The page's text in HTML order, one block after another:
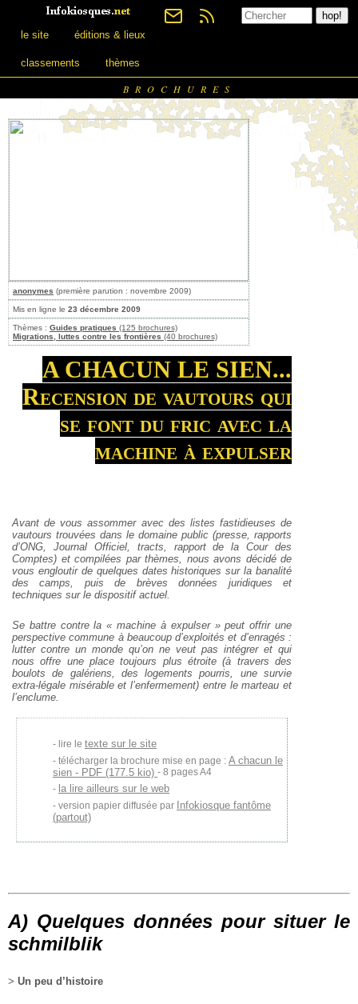
le site éditions & lieux
classements thèmes
BROCHURES
anonymes (première parution : novembre 2009)
Mis en ligne le 23 décembre 2009
Thèmes : Guides pratiques (125 brochures)
Migrations, luttes contre les frontières (40 brochures)
A CHACUN LE SIEN...
Recension de vautours qui
se font du fric avec la
machine à expulser
Avant de vous assommer avec des listes fastidieuses de
vautours trouvées dans le domaine public (presse, rapports
d’ONG, Journal Officiel, tracts, rapport de la Cour des
Comptes) et compilées par thèmes, nous avons décidé de
vous engloutir de quelques dates historiques sur la banalité
des camps, puis de brèves données juridiques et
techniques sur le dispositif actuel.
Se battre contre la « machine à expulser » peut offrir une
perspective commune à beaucoup d’exploités et d’enragés :
lutter contre un monde qu’on ne veut pas intégrer et qui
nous offre une place toujours plus étroite (à travers des
boulots de galériens, des logements pourris, une survie
extra-légale misérable et l’enfermement) entre le marteau et
l’enclume.
lire le texte sur le site
télécharger la brochure mise en page : A chacun le
sien - PDF (177.5 kio) - 8 pages A4
la lire ailleurs sur le web
version papier diffusée par Infokiosque fantôme
(partout)
A) Quelques données pour situer le
schmilblik
> Un peu d’histoire